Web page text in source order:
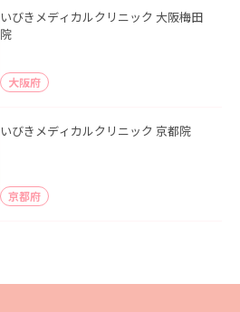
いびきメディカルクリニック 大阪梅田
院
大阪府
いびきメディカルクリニック 京都院
京都府